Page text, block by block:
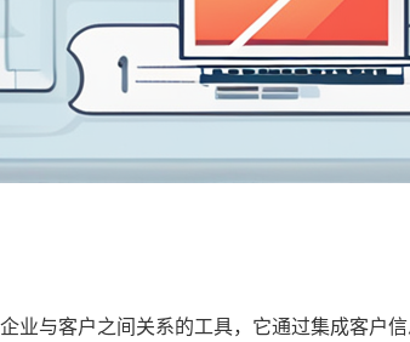
业与客户之间关系的工具，它通过集成客户